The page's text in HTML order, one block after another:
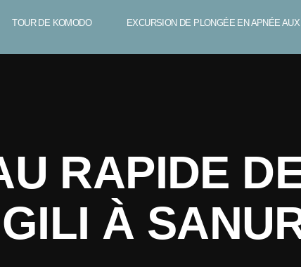
TOUR DE KOMODO EXCURSION DE PLONGÉE EN APNÉE AUX
RAPIDE
GILI À